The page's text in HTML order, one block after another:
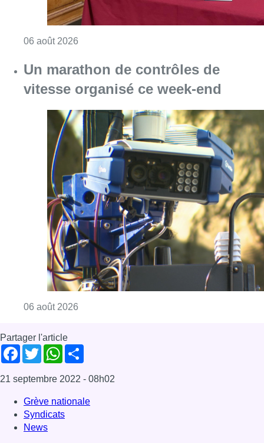
06 août 2026
Un marathon de contrôles de
vitesse organisé ce week-end
06 août 2026
Partager l'article
Facebook
TwitterWhatsApp
21 septembre 2022 - 08h02
Grève nationale
Syndicats
News